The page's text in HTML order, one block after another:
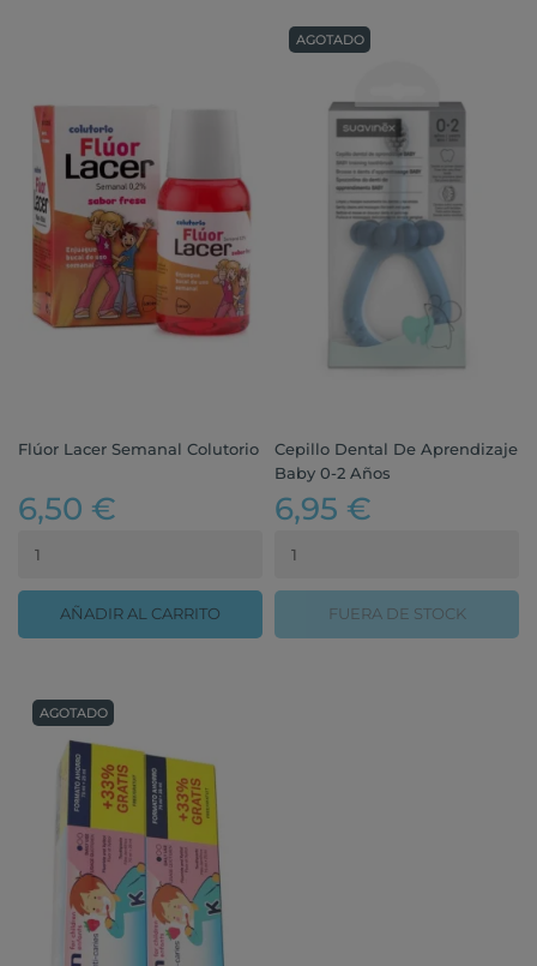
Flúor Lacer Semanal Colutorio
6,50 €
AÑADIR AL CARRITO
Cepillo Dental De Aprendizaje
Baby 0-2 Años
6,95 €
FUERA DE STOCK
AGOTADO
AGOTADO